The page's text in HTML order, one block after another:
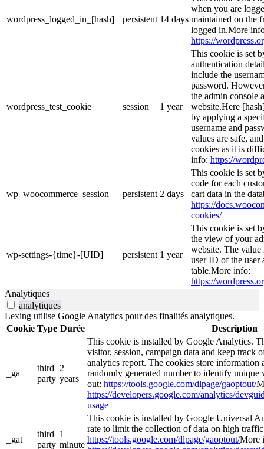
wordpress_logged_in_[hash] persistent 14 days
when you are
maintained on the
logged in.More
https://
wordpress_test_cookie session 1 year
This cookie is set
authentication
include the
password.
the admin console
website.Here
by applying a
username and
values are safe,
cookies as it is
info: https://
wp_woocommerce_session_ persistent 2 days
This cookie is set
code for each
cart data in the
https://
cookies/
wp-settings-{time}-[UID] persistent 1 year
This cookie is set
the view of your
website. The
user ID of the user
table.More info:
https://
Analytiques
analytiques
Lexing utilise Google Analytics pour des finalités analytiques.
Cookie Type Durée Description
_ga
third
party
2
years
This cookie is installed by Google Analytics.
visitor, session, campaign data and keep track
analytics report. The cookies store information
randomly generated number to identify unique
out: https://tools.google.com/dlpage/gaoptout/
https://developers.google.com/analytics/
usage
_gat
third
party
1
minute
This cookie is installed by Google Universal
rate to limit the collection of data on high
https://tools.google.com/dlpage/gaoptout/More